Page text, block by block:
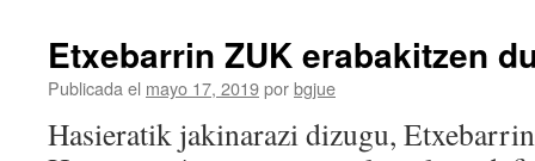
TÚ
Etxebarrin ZUK erabakitzen
Publicada el mayo 17, 2019porbgjue
Hasieratik jakinarazi dizugu,